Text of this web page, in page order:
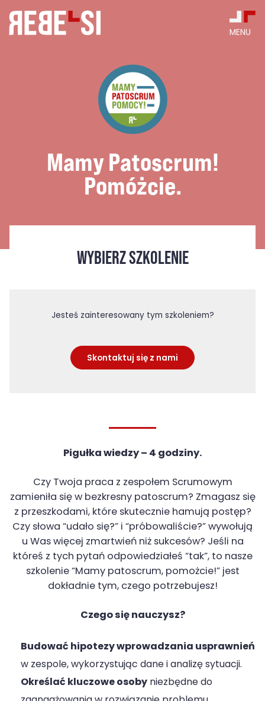
content
MENU
Mamy Patoscrum!
Pomóżcie.
WYBIERZ SZKOLENIE
Jesteś zainteresowany tym szkoleniem?
Skontaktuj się z nami
Pigułka wiedzy – 4 godziny.
Czy Twoja praca z zespołem Scrumowym
zamieniła się w bezkresny patoscrum? Zmagasz się
z przeszkodami, które skutecznie hamują postęp?
Czy słowa “udało się?” i “próbowaliście?” wywołują
u Was więcej zmartwień niż sukcesów? Jeśli na
któreś z tych pytań odpowiedziałeś “tak”, to nasze
szkolenie “Mamy patoscrum, pomożcie!” jest
dokładnie tym, czego potrzebujesz!
Czego się nauczysz?
Budować hipotezy wprowadzania usprawnień
w zespole, wykorzystując dane i analizę sytuacji.
Określać kluczowe osoby niezbędne do